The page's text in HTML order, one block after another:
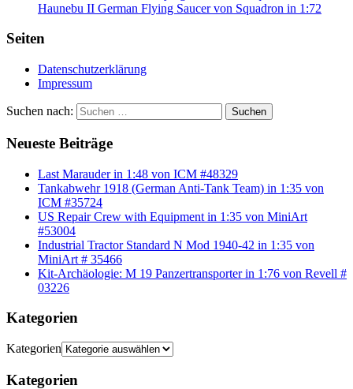
Haunebu II German Flying Saucer von Squadron in 1:72
Seiten
Datenschutzerklärung
Impressum
Suchen nach: Suchen
Neueste Beiträge
Last Marauder in 1:48 von ICM #48329
Tankabwehr 1918 (German Anti-Tank Team) in 1:35 von
ICM #35724
US Repair Crew with Equipment in 1:35 von MiniArt
#53004
Industrial Tractor Standard N Mod 1940-42 in 1:35 von
MiniArt # 35466
Kit-Archäologie: M 19 Panzertransporter in 1:76 von Revell #
03226
Kategorien
Kategorien
Kategorien